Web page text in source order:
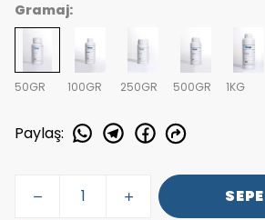
Gramaj:
50GR 100GR 250GR 500GR 1KG
Paylaş: